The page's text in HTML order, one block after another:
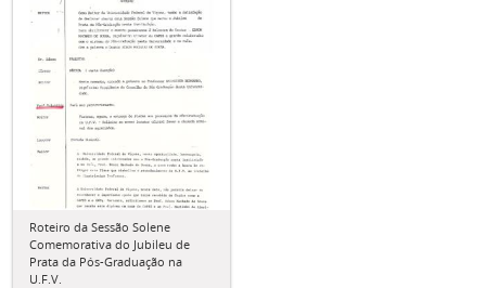
Roteiro da Sessão Solene
Comemorativa do Jubileu de
Prata da Pós-Graduação na
U.F.V.